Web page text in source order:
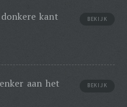
BEKIJK
kant
BEKIJK
aan het